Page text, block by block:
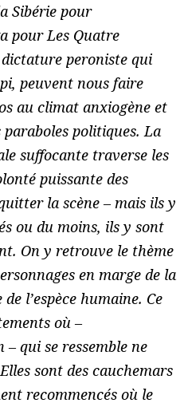
Sibérie pour
pour Les Quatre
dictature peroniste qui
peuvent nous faire
au climat anxiogène et
politiques. La
suffocante traverse les
puissante des
la scène – mais ils y
ou du moins, ils y sont
On y retrouve le thème
en marge de la
l’espèce humaine. Ce
où –
qui se ressemble ne
sont des cauchemars
recommencés où le